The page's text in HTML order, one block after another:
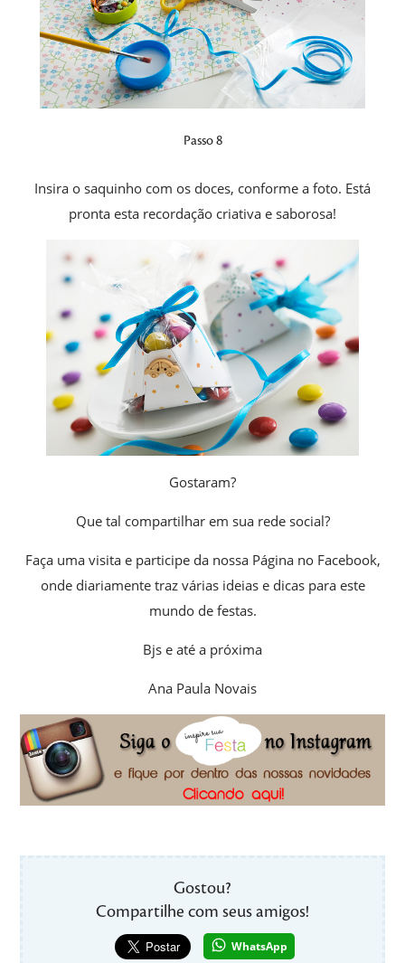
Passo 8
Insira o saquinho com os doces, conforme a foto. Está
pronta esta recordação criativa e saborosa!
Gostaram?
Que tal compartilhar em sua rede social?
Faça uma visita e participe da nossa Página no Facebook,
onde diariamente traz várias ideias e dicas para este
mundo de festas.
Bjs e até a próxima
Ana Paula Novais
Gostou?
Compartilhe com seus amigos!
WhatsApp